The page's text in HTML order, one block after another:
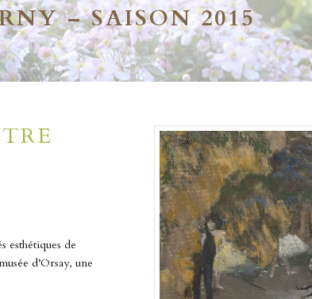
– SAISON 2015
esthétiques de
d’Orsay, une